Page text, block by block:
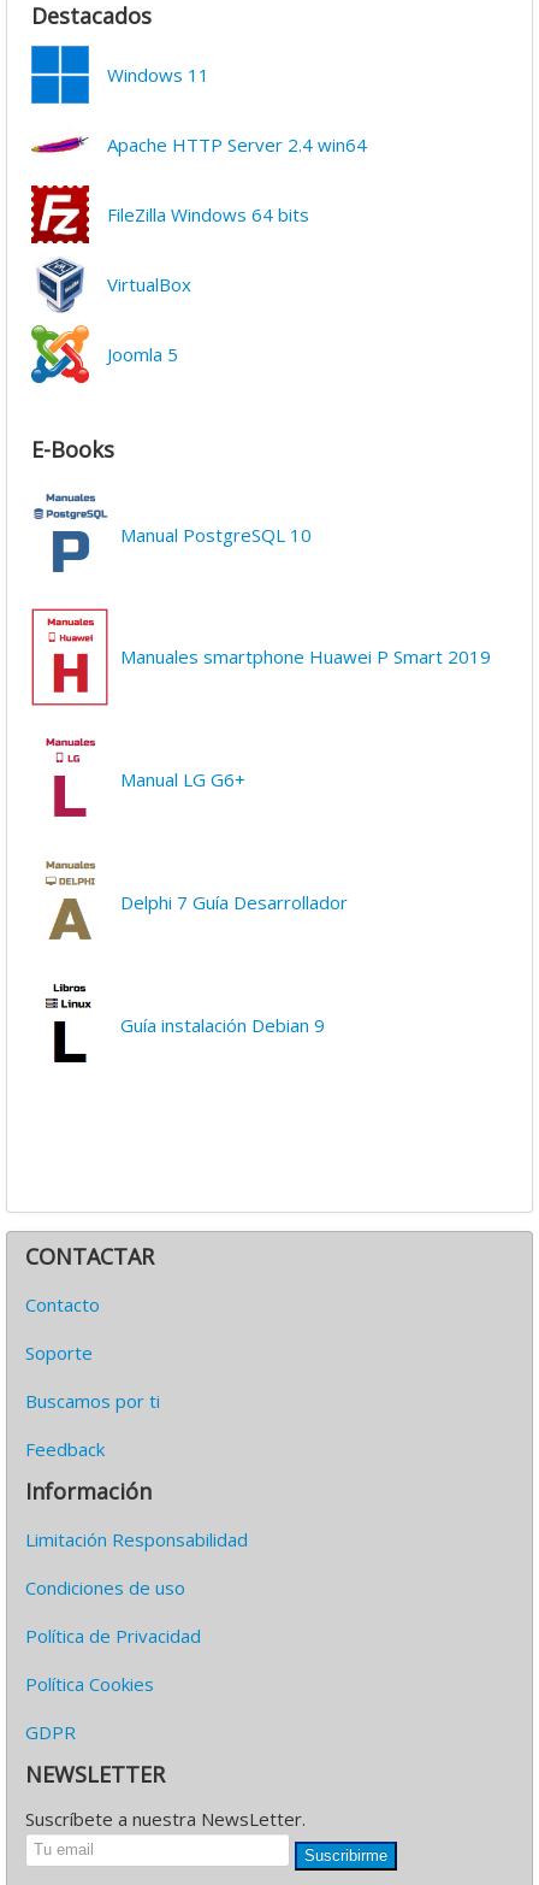
Destacados
Windows 11
Apache HTTP Server 2.4 win64
FileZilla Windows 64 bits
VirtualBox
Joomla 5
E-Books
Manual PostgreSQL 10
Manuales smartphone Huawei P Smart 2019
Manual LG G6+
Delphi 7 Guía Desarrollador
Guía instalación Debian 9
CONTACTAR
Contacto
Soporte
Buscamos por ti
Feedback
Información
Limitación Responsabilidad
Condiciones de uso
Política de Privacidad
Política Cookies
GDPR
NEWSLETTER
Suscríbete a nuestra NewsLetter.
Suscribirme